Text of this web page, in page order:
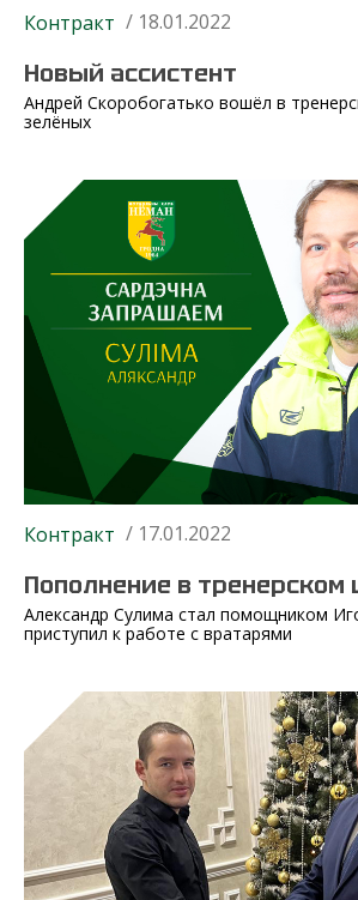
Контракт / 18.01.2022
Новый ассистент
Андрей Скоробогатько вошёл в
зелёных
Контракт / 17.01.2022
Пополнение в тренерском
Александр Сулима стал помощником
приступил к работе с вратарями